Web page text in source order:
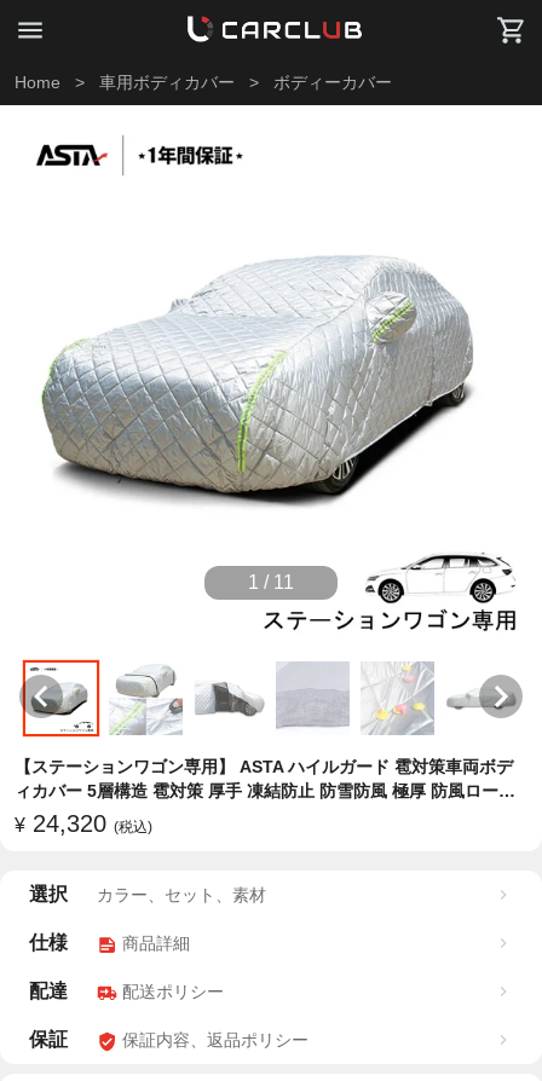
Home > 車用ボディカバー > ボディーカバー
1 / 11
【ステーションワゴン専用】 ASTA ハイルガード 雹対策車両ボデ
ィカバー 5層構造 雹対策 厚手 凍結防止 防雪防風 極厚 防風ロープ
付き
¥ 24,320 (税込)
選択 カラー、セット、素材
仕様 商品詳細
配達 配送ポリシー
保証 保証内容、返品ポリシー